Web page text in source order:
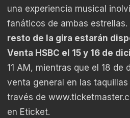
una experiencia musical
fanáticos de ambas estrellas.
resto de la gira estarán
Venta HSBC el 15 y 16 de
11 AM, mientras que el 18 de
venta general en las
través de
en Eticket.